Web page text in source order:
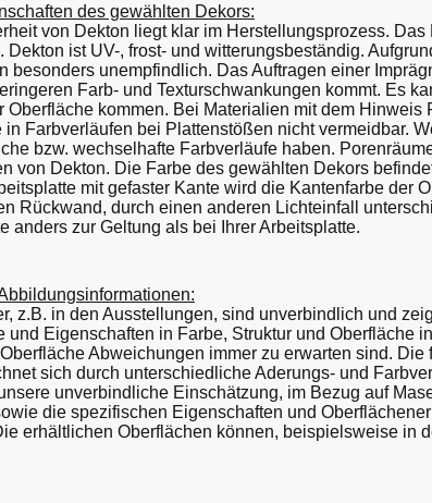
des gewählten Dekors:
von Dekton liegt klar im Herstellungsprozess.
Dekton ist UV-, frost- und witterungsbeständig.
besonders unempfindlich. Das Auftragen einer
Farb- und Texturschwankungen kommt. Es
Oberfläche kommen. Bei Materialien mit dem
in Farbverläufen bei Plattenstößen nicht vermeidbar.
bzw. wechselhafte Farbverläufe haben.
von Dekton. Die Farbe des gewählten Dekors
mit gefaster Kante wird die Kantenfarbe der
Rückwand, durch einen anderen Lichteinfall
anders zur Geltung als bei Ihrer Arbeitsplatte.
z.B. in den Ausstellungen, sind unverbindlich und
und Eigenschaften in Farbe, Struktur und Oberfläche
Abweichungen immer zu erwarten sind.
sich durch unterschiedliche Aderungs- und
unverbindliche Einschätzung, im Bezug auf
die spezifischen Eigenschaften und
erhältlichen Oberflächen können, beispielsweise in